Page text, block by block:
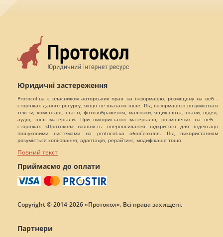
Юридичні застереження
Protocol.ua є власником авторських прав на інформацію, розміщену на веб -
сторінках даного ресурсу, якщо не вказано інше. Під інформацією розуміються
тексти, коментарі, статті, фотозображення, малюнки, ящик-шота, скани, відео,
аудіо, інші матеріали. При використанні матеріалів, розміщених на веб -
сторінках «Протокол» наявність гіперпосилання відкритого для індексації
пошуковими системами на protocol.ua обов`язкове. Під використанням
розуміється копіювання, адаптація, рерайтинг, модифікація тощо.
Повний текст
Приймаємо до оплати
Copyright © 2014-2026 «Протокол». Всі права захищені.
Партнери